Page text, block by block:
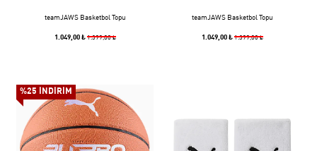
teamJAWS Basketbol Topu
1.049,00 ₺ 1.399,00 ₺
teamJAWS Basketbol Topu
1.049,00 ₺ 1.399,00 ₺
%25 İNDİRİM